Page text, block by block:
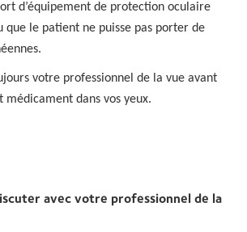
d’équipement de protection oculaire
que le patient ne puisse pas porter de
votre professionnel de la vue avant
médicament dans vos yeux.
avec votre professionnel de la